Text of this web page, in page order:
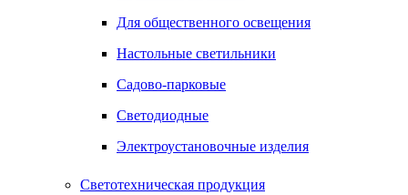
Для общественного освещения
Настольные светильники
Садово-парковые
Светодиодные
Электроустановочные изделия
Светотехническая продукция